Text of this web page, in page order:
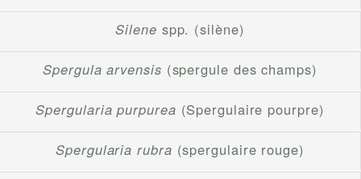
Silene spp. (silène)
Spergula arvensis (spergule des champs)
Spergularia purpurea (Spergulaire pourpre)
Spergularia rubra (spergulaire rouge)